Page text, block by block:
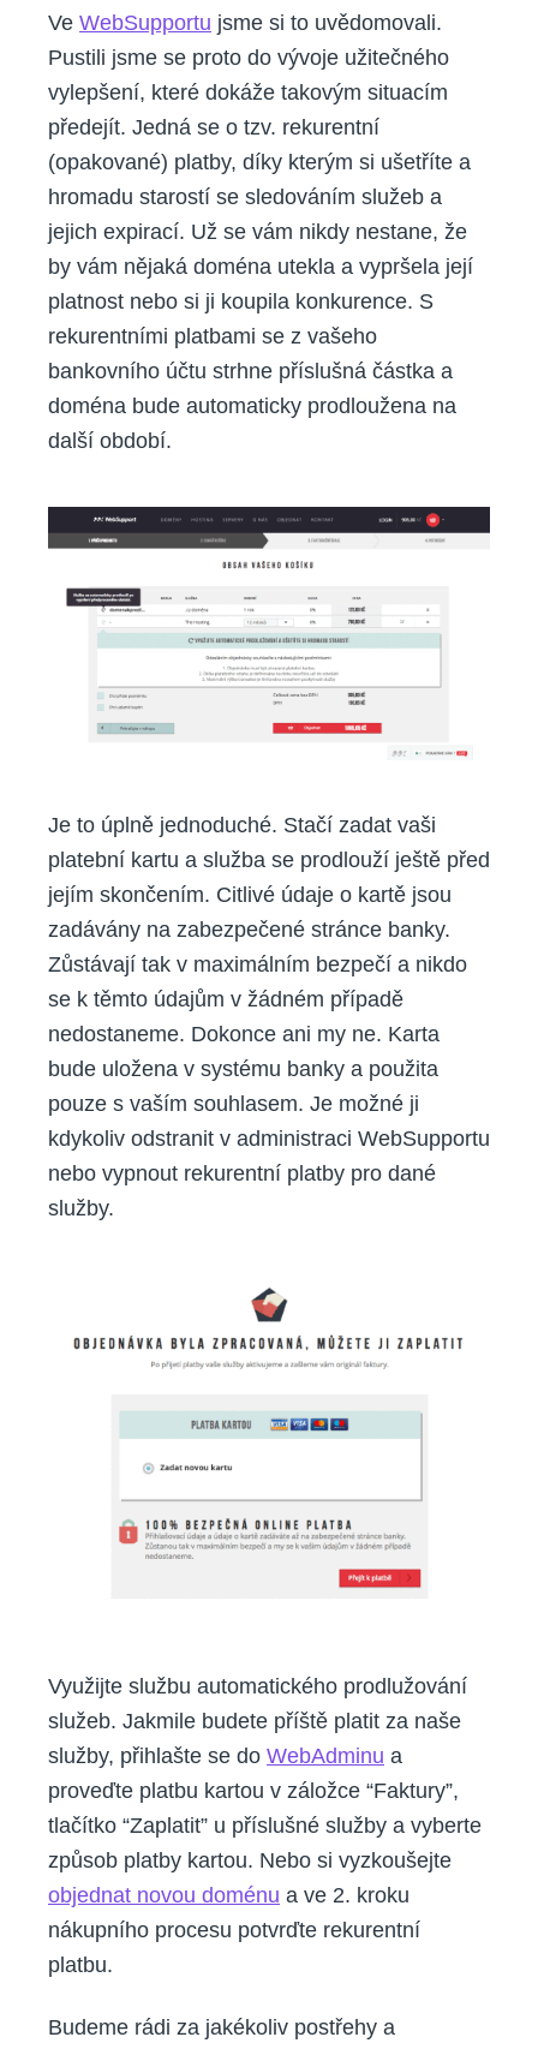
Ve WebSupportu jsme si to uvědomovali.
Pustili jsme se proto do vývoje užitečného
vylepšení, které dokáže takovým situacím
předejít. Jedná se o tzv. rekurentní
(opakované) platby, díky kterým si ušetříte a
hromadu starostí se sledováním služeb a
jejich expirací. Už se vám nikdy nestane, že
by vám nějaká doména utekla a vypršela její
platnost nebo si ji koupila konkurence. S
rekurentními platbami se z vašeho
bankovního účtu strhne příslušná částka a
doména bude automaticky prodloužena na
další období.
Je to úplně jednoduché. Stačí zadat vaši
platební kartu a služba se prodlouží ještě před
jejím skončením. Citlivé údaje o kartě jsou
zadávány na zabezpečené stránce banky.
Zůstávají tak v maximálním bezpečí a nikdo
se k těmto údajům v žádném případě
nedostaneme. Dokonce ani my ne. Karta
bude uložena v systému banky a použita
pouze s vaším souhlasem. Je možné ji
kdykoliv odstranit v administraci WebSupportu
nebo vypnout rekurentní platby pro dané
služby.
Využijte službu automatického prodlužování
služeb. Jakmile budete příště platit za naše
služby, přihlašte se do WebAdminu a
proveďte platbu kartou v záložce “Faktury”,
tlačítko “Zaplatit” u příslušné služby a vyberte
způsob platby kartou. Nebo si vyzkoušejte
objednat novou doménu a ve 2. kroku
nákupního procesu potvrďte rekurentní
platbu.
Budeme rádi za jakékoliv postřehy a